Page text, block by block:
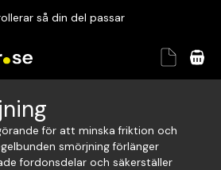
så din del passar
passform
så din del passar
för att minska friktion och
smörjning förlänger
fordonsdelar och säkerställer